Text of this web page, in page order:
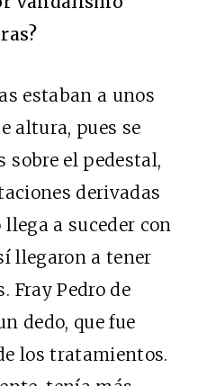
estaban a unos
altura, pues se
sobre el pedestal,
derivadas
a suceder con
llegaron a tener
Fray Pedro de
dedo, que fue
los tratamientos.